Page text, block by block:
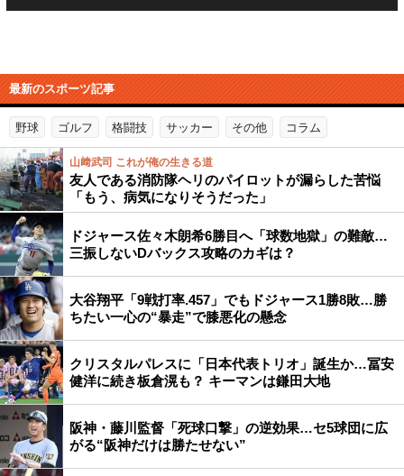
最新のスポーツ記事
野球 ゴルフ 格闘技 サッカー その他 コラム
山﨑武司 これが俺の生きる道
友人である消防隊ヘリのパイロットが漏らした苦悩
「もう、病気になりそうだった」
ドジャース佐々木朗希6勝目へ「球数地獄」の難敵…
三振しないDバックス攻略のカギは？
大谷翔平「9戦打率.457」でもドジャース1勝8敗…勝
ちたい一心の“暴走”で膝悪化の懸念
クリスタルパレスに「日本代表トリオ」誕生か…冨安
健洋に続き板倉滉も？ キーマンは鎌田大地
阪神・藤川監督「死球口撃」の逆効果…セ5球団に広
がる“阪神だけは勝たせない”